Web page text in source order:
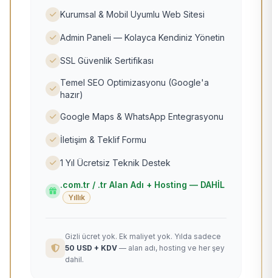
Kurumsal & Mobil Uyumlu Web Sitesi
Admin Paneli — Kolayca Kendiniz Yönetin
SSL Güvenlik Sertifikası
Temel SEO Optimizasyonu (Google'a
hazır)
Google Maps & WhatsApp Entegrasyonu
İletişim & Teklif Formu
1 Yıl Ücretsiz Teknik Destek
.com.tr / .tr Alan Adı + Hosting — DAHİL
Yıllık
Gizli ücret yok. Ek maliyet yok. Yılda sadece
50 USD + KDV — alan adı, hosting ve her şey
dahil.